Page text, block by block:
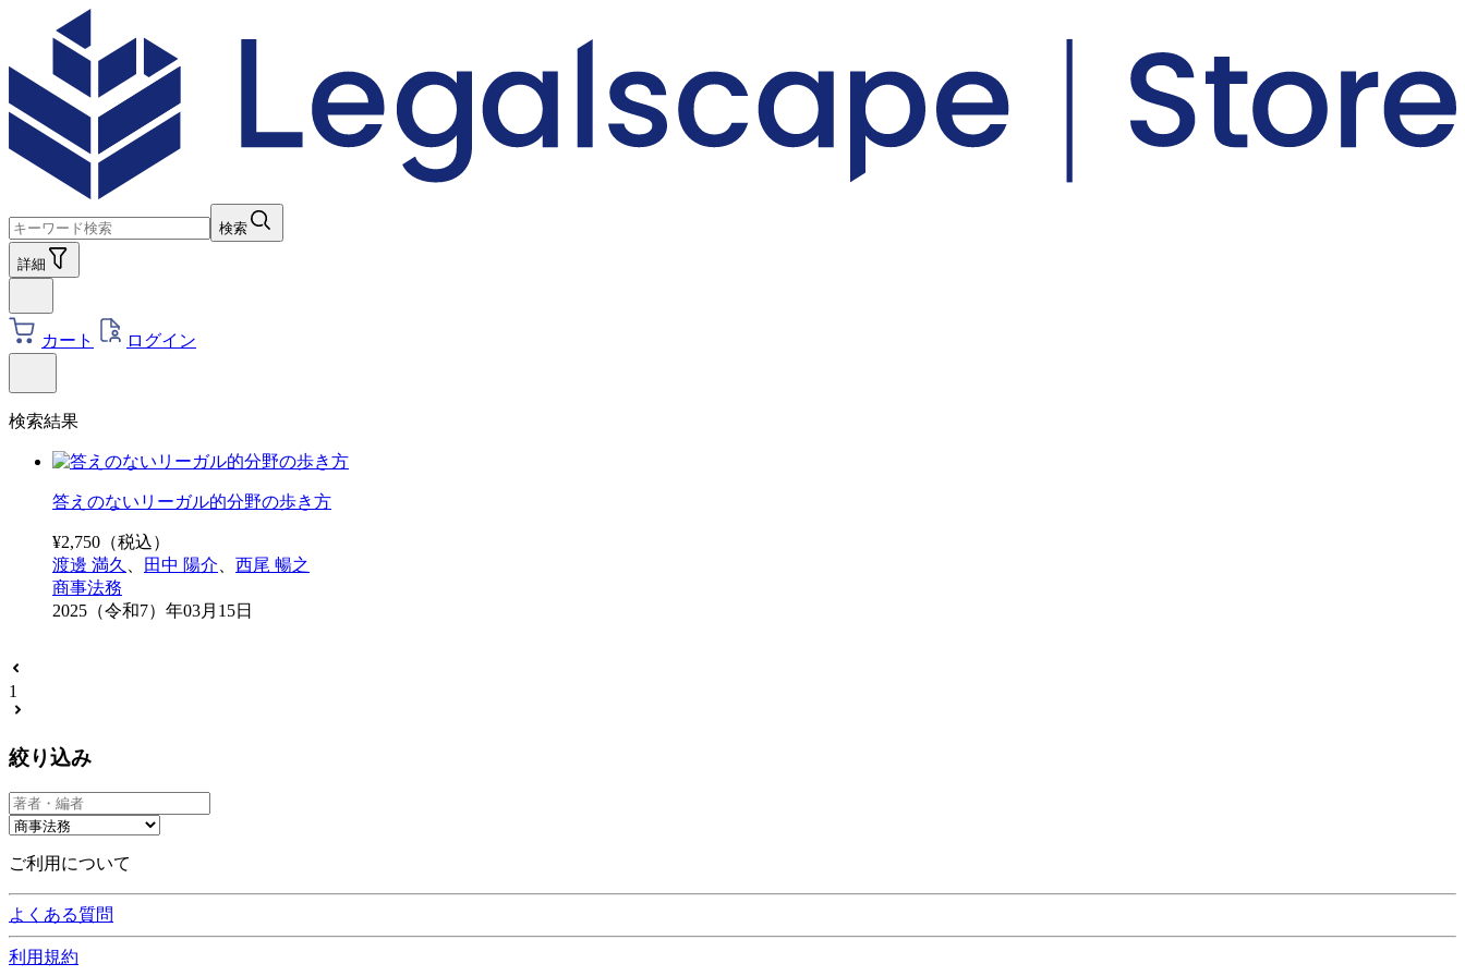
検索
詳細
カート ログイン
検索結果
答えのないリーガル的分野の歩き方
¥2,750 （税込）
渡邊 満久
田中 陽介
西尾 暢之
商事法務
2025（令和7）年03月15日
1
絞り込み
ご利用について
よくある質問
利用規約